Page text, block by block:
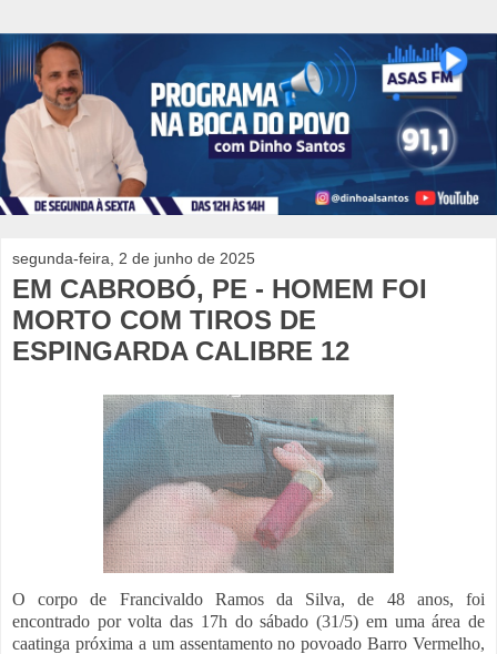
segunda-feira, 2 de junho de 2025
EM CABROBÓ, PE - HOMEM FOI
MORTO COM TIROS DE
ESPINGARDA CALIBRE 12
O corpo de Francivaldo Ramos da Silva, de 48 anos, foi
encontrado por volta das 17h do sábado (31/5) em uma área de
caatinga próxima a um assentamento no povoado Barro Vermelho,